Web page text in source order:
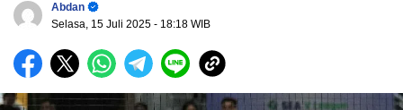
Abdan
Selasa, 15 Juli 2025 - 18:18 WIB